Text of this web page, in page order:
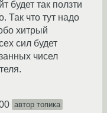
будет так ползти
Так что тут надо
хитрый
сил будет
чисел
автор топика